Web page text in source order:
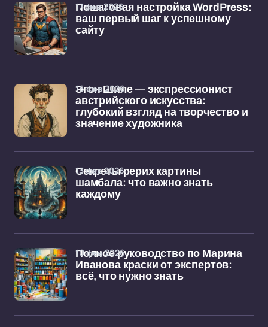
Пошаговая настройка WordPress:
ваш первый шаг к успешному
сайту
17 фев 2026
Эгон Шиле — экспрессионист
австрийского искусства:
глубокий взгляд на творчество и
значение художника
16 фев 2026
Секреты рерих картины
шамбала: что важно знать
каждому
13 фев 2026
Полное руководство по Марина
Иванова краски от экспертов:
всё, что нужно знать
10 фев 2026